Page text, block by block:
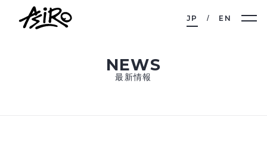
JP EN
NEWS
最新情報